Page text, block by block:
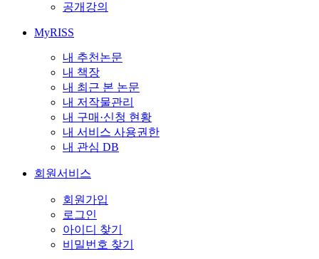
공개강의
MyRISS
내 추천논문
내 책장
내 최근 본 논문
내 저작물관리
내 구매·신청 현황
내 서비스 사용권한
내 관심 DB
회원서비스
회원가입
로그인
아이디 찾기
비밀번호 찾기